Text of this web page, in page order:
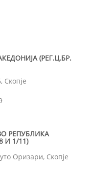
(РЕГ.Ц.БР.
Скопје
РЕПУБЛИКА
И 1/11)
Оризари, Скопје